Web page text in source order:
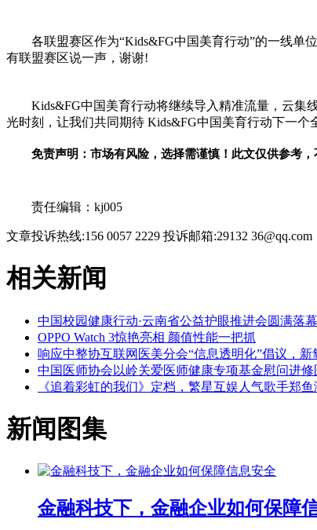
各联盟赛区作为“Kids&FG中国美育行动”的一线单
有联盟赛区说一声，谢谢!
Kids&FG中国美育行动将继续导入精准流量，云集
光时刻，让我们共同期待 Kids&FG中国美育行动下一个
免责声明：市场有风险，选择需谨慎！此文仅供参考，
责任编辑：kj005
文章投诉热线:156 0057 2229 投诉邮箱:29132 36@qq.com
相关新闻
中国校园健康行动·云南省公益护眼推进会圆满落幕
OPPO Watch 3惊艳亮相 颜值性能一把抓
响应中整协互联网医美分会“信息透明化”倡议，
中国医师协会以岭关爱医师健康专项基金慰问进
《追着彩虹的我们》定档，繁星互娱人气歌手郑
新闻图集
金融科技下，金融企业如何保障